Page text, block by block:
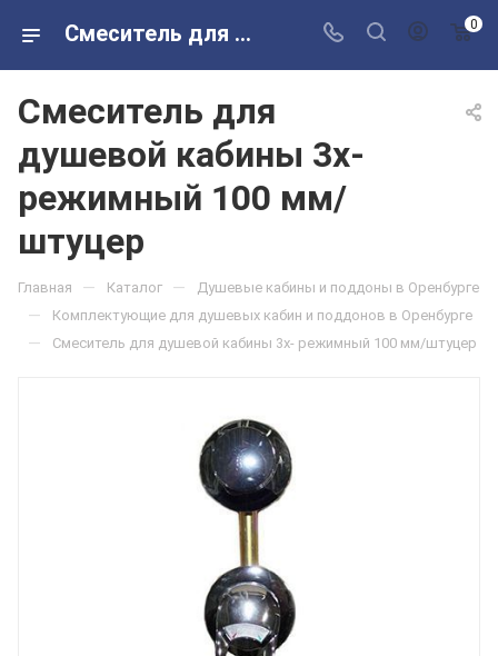
Смеситель для душевой кабины 3х- режимный 100 мм/штуцер в розничных магазинах Сантехторг 0
Смеситель для
душевой кабины 3х-
режимный 100 мм/
штуцер
Главная — Каталог — Душевые кабины и поддоны в Оренбурге
— Комплектующие для душевых кабин и поддонов в Оренбурге
— Смеситель для душевой кабины 3х- режимный 100 мм/штуцер